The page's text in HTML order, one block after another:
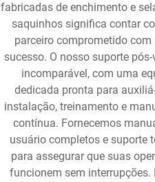
fabricadas de enchimento e
saquinhos significa contar
parceiro comprometido com
sucesso. O nosso suporte pós-
incomparável, com uma
dedicada pronta para
instalação, treinamento e
contínua. Fornecemos
usuário completos e suporte
para assegurar que suas
funcionem sem interrupções.